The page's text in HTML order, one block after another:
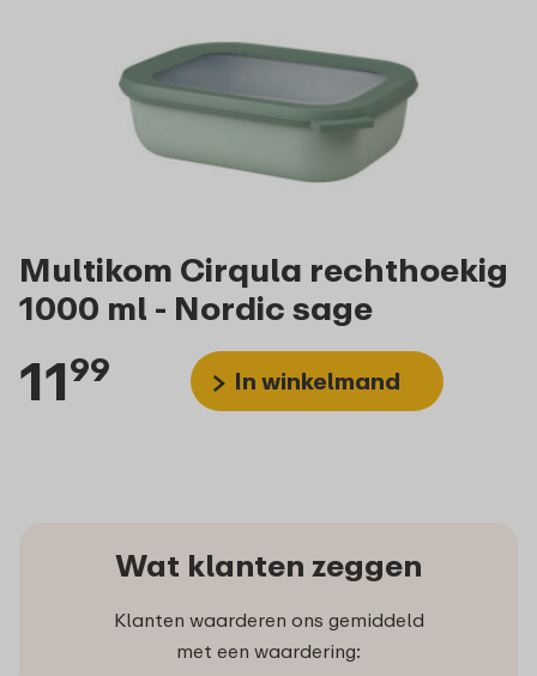
Multikom Cirqula rechthoekig
1000 ml - Nordic sage
1199 In winkelmand
Wat klanten zeggen
Klanten waarderen ons gemiddeld
met een waardering: